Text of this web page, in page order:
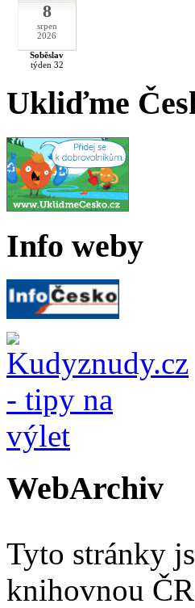
8
srpen
2026
Soběslav
týden 32
Ukliďme
Info weby
WebArchiv
Tyto stránky
knihovnou